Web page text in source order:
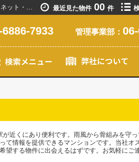
ディームス新大阪／新大阪駅で賃貸マンションを探すなら創業20年以上のセンチュリー21ライフネット・ライブグループ 最近見た物件 00 件
6886-7933 管理事業部：
近くにあり便利です。雨風から骨組みを守
て情報を提供できるマンションです。当社オ
する物件に出会えるはずです。お気軽にご